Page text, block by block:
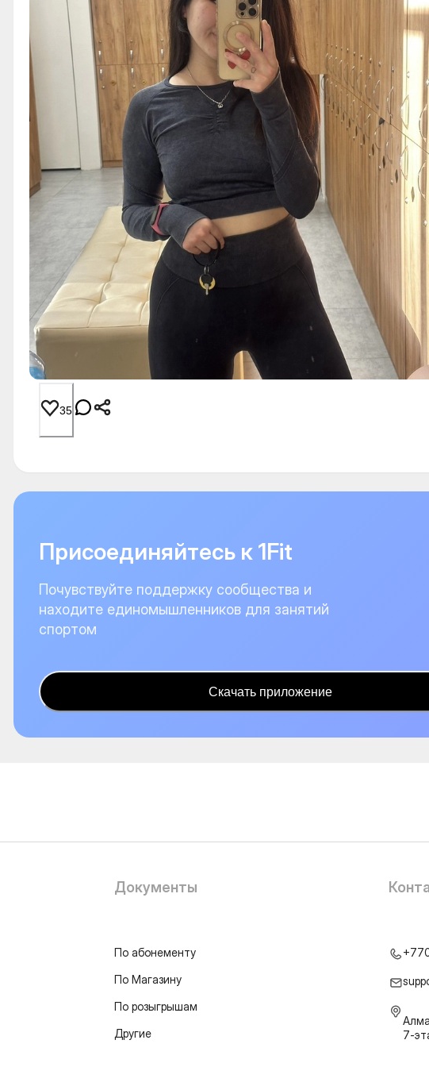
35
Присоединяйтесь к 1Fit
Почувствуйте поддержку сообщества и
находите единомышленников для занятий
спортом
Скачать приложение
Документы
По абонементу
По Магазину
По розыгрышам
Другие
7-